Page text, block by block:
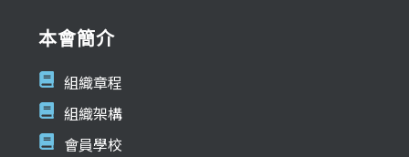
本會簡介
組織章程
組織架構
會員學校